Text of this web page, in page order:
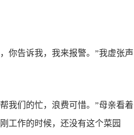
你告诉我，我来报警。”我虚张声
我们的忙，浪费可惜。”母亲看着
工作的时候，还没有这个菜园